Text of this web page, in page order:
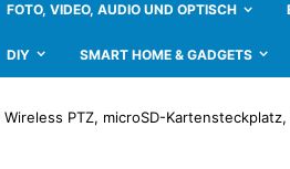
FOTO, VIDEO, AUDIO UND OPTISCH
DIY SMART HOME & GADGETS
PTZ, microSD-